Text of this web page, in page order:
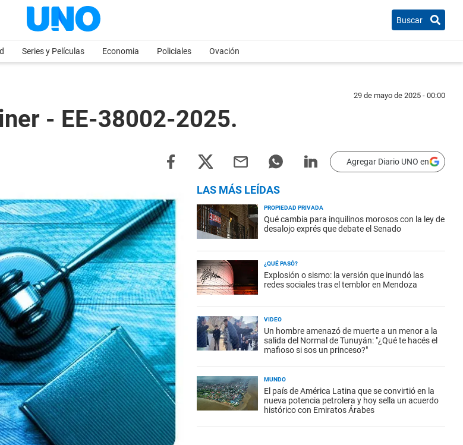
Buscar
Series y Películas Economia Policiales Ovación
29 de mayo de 2025 - 00:00
- EE-38002-2025.
Agregar Diario UNO en
LAS MÁS LEÍDAS
PROPIEDAD PRIVADA
Qué cambia para inquilinos morosos con la ley de
desalojo exprés que debate el Senado
¿QUÉ PASÓ?
Explosión o sismo: la versión que inundó las
redes sociales tras el temblor en Mendoza
VIDEO
Un hombre amenazó de muerte a un menor a la
salida del Normal de Tunuyán: "¿Qué te hacés el
mafioso si sos un princeso?"
MUNDO
El país de América Latina que se convirtió en la
nueva potencia petrolera y hoy sella un acuerdo
histórico con Emiratos Árabes